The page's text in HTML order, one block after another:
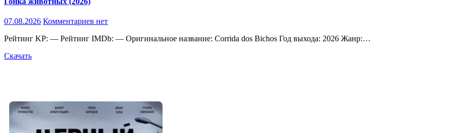
07.08.2026 Комментариев нет
Рейтинг KP: — Рейтинг IMDb: — Оригинальное название: Corrida dos Bichos Год выхода: 2026 Жанр:…
Скачать